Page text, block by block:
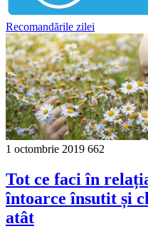
Recomandările zilei
1 octombrie 2019 662
Tot ce faci în
întoarce însutit și
atât